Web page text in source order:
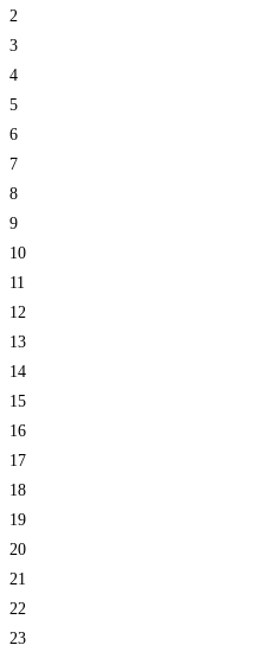
2
3
4
5
6
7
8
9
10
11
12
13
14
15
16
17
18
19
20
21
22
23